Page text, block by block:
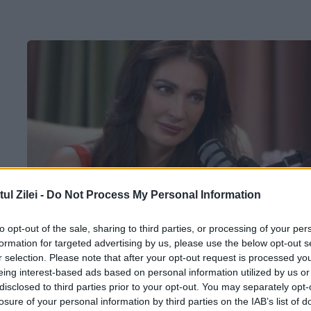
Zilei - Do Not Process My Personal Information
opt-out of the sale, sharing to third parties, or processing of your
for targeted advertising by us, please use the below opt-out
selection. Please note that after your opt-out request is processed
interest-based ads based on personal information utilized by us
to third parties prior to your opt-out. You may separately
of your personal information by third parties on the IAB’s list of
După ce a slăbit 7 kg, Nicoleta Luciu a
lansat un podcast despre femei și
2 IUNIE 2025